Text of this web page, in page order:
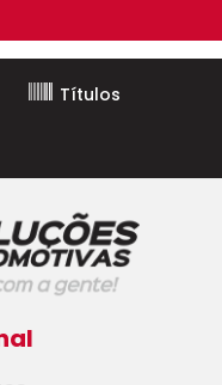
Títulos